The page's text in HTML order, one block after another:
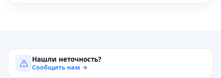
Нашли неточность?
Сообщить нам →